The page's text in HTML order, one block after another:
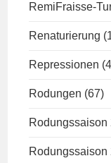
RemiFraisse-
Renaturierung
Repressionen
Rodungen (67)
Rodungssaison
Rodungssaison